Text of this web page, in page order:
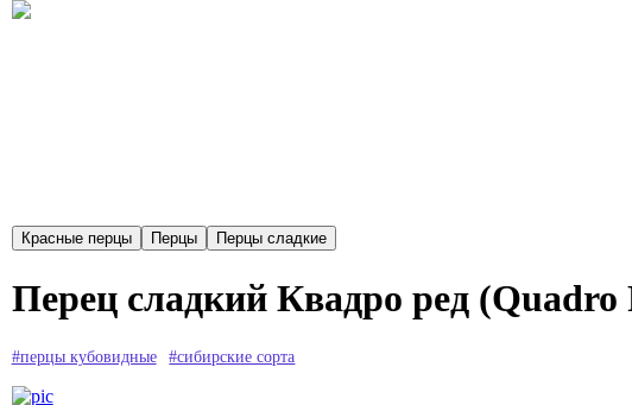
Перец сладкий Квадро ред (Quadro
#перцы кубовидные #сибирские сорта